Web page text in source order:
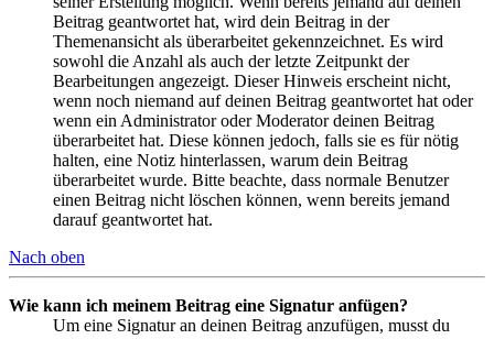
Beitrag geantwortet hat, wird dein Beitrag in der
Themenansicht als überarbeitet gekennzeichnet. Es wird
sowohl die Anzahl als auch der letzte Zeitpunkt der
Bearbeitungen angezeigt. Dieser Hinweis erscheint nicht,
wenn noch niemand auf deinen Beitrag geantwortet hat oder
wenn ein Administrator oder Moderator deinen Beitrag
überarbeitet hat. Diese können jedoch, falls sie es für nötig
halten, eine Notiz hinterlassen, warum dein Beitrag
überarbeitet wurde. Bitte beachte, dass normale Benutzer
einen Beitrag nicht löschen können, wenn bereits jemand
darauf geantwortet hat.
Nach oben
Wie kann ich meinem Beitrag eine Signatur anfügen?
Um eine Signatur an deinen Beitrag anzufügen, musst du